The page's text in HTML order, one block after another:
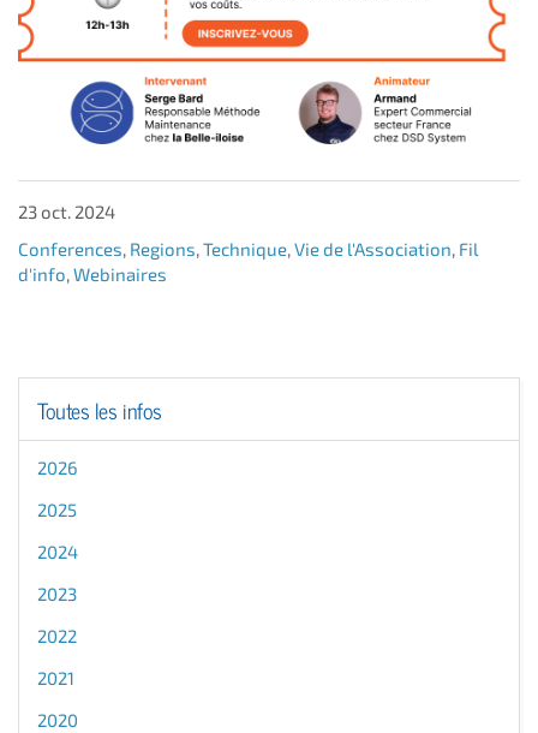
23 oct. 2024
Conferences, Regions,Technique,Vie de l'Association, Fil
d'info,Webinaires
Toutes les infos
2026
2025
2024
2023
2022
2021
2020